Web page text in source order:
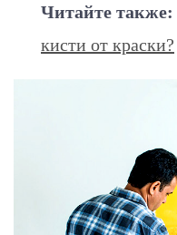
Читайте также:
кисти от краски?